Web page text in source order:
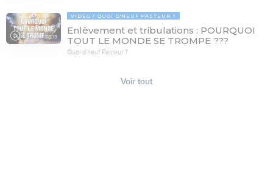
78:19
VIDÉO QUOI D'NEUF PASTEUR ?
Enlèvement et tribulations : POURQUOI
TOUT LE MONDE SE TROMPE ???
Quoi d'neuf Pasteur ?
Voir tout